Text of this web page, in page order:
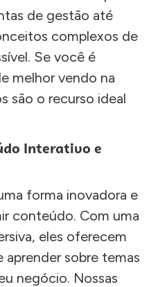
de gestão até
complexos de
Se você é
melhor vendo na
são o recurso ideal
Interativo e
forma inovadora e
conteúdo. Com uma
eles oferecem
aprender sobre temas
negócio. Nossas